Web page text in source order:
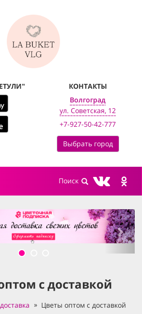
КОНТАКТЫ
Волгоград
ул. Советская, 12
+7-927-50-42-777
Выбрать город
next
с доставкой
Цветы оптом с доставкой